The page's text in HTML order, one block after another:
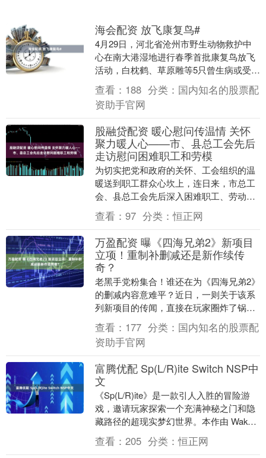
海会配资 放飞康复鸟#
4月29日，河北省沧州市野生动物救护中
心在南大港湿地进行春季首批康复鸟放飞
活动，白枕鹤、草原雕等5只曾生病或受伤
的珍禽，经救护中心救治恢复后，重新回
到大自然怀抱....
查看： 188 分类： 国内知名的股票配
资助手官网
股融贷配资 暖心慰问传温情 关怀
聚力暖人心——市、县总工会先后
走访慰问困难职工和劳模
为切实把党和政府的关怀、工会组织的温
暖送到职工群众心坎上，连日来，市总工
会、县总工会先后深入困难职工、劳动模
范中间开展走访慰问活动。 4月27日，赣
州市总工会三....
查看： 97 分类：恒正网
万盈配资 曝《四海兄弟2》新项目
立项！重制补删减还是新作续传
奇？
老黑手党粉集合！谁还在为《四海兄弟2》
的删减内容意难平？近日，一则关于该系
列新项目的传闻，直接在玩家圈炸了锅，
不少老玩家直呼“爷青回有望”。作为深耕
黑帮游戏多年....
查看： 177 分类： 国内知名的股票配
资助手官网
富腾优配 Sp(L/R)ite Switch NSP中
文
《Sp(L/R)ite》是一款引人入胜的冒险游
戏，邀请玩家探索一个充满神秘之门和隐
藏路径的超现实梦幻世界。本作由 Waku
Waku Games开发并发行，以其....
查看： 205 分类：恒正网